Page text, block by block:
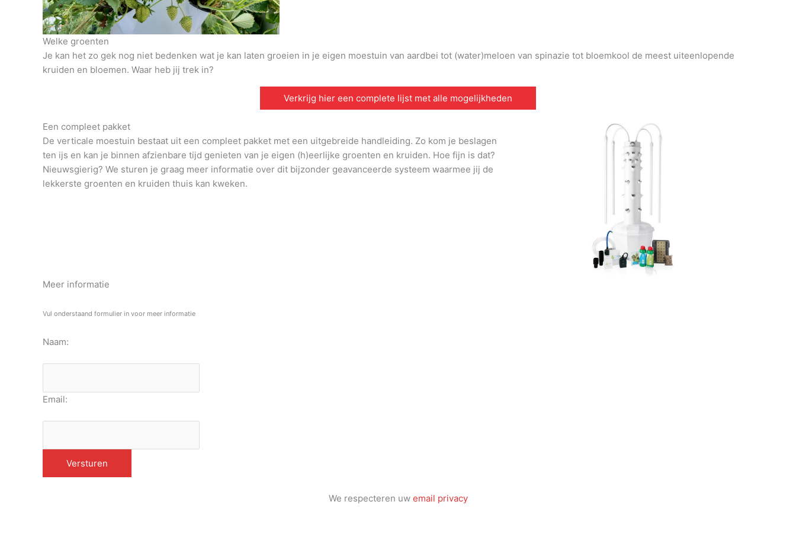
Welke groenten
Je kan het zo gek nog niet bedenken wat je kan laten groeien in je eigen moestuin van aardbei tot (water)meloen van spinazie tot bloemkool de meest uiteenlopende
kruiden en bloemen. Waar heb jij trek in?
Verkrijg hier een complete lijst met alle mogelijkheden
Een compleet pakket
De verticale moestuin bestaat uit een compleet pakket met een uitgebreide handleiding. Zo kom je beslagen
ten ijs en kan je binnen afzienbare tijd genieten van je eigen (h)eerlijke groenten en kruiden. Hoe fijn is dat?
Nieuwsgierig? We sturen je graag meer informatie over dit bijzonder geavanceerde systeem waarmee jij de
lekkerste groenten en kruiden thuis kan kweken.
Meer informatie
Vul onderstaand formulier in voor meer informatie
Naam:
Email:
We respecteren uw email privacy